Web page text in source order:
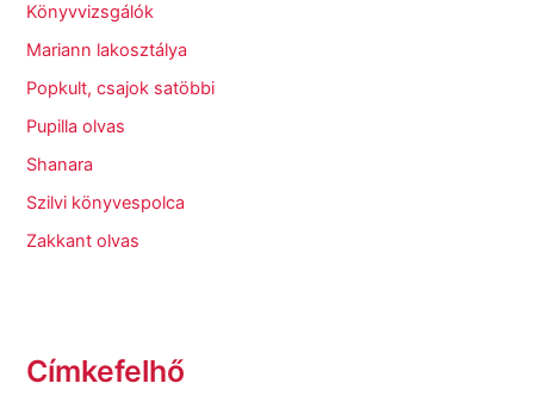
Könyvvizsgálók
Mariann lakosztálya
Popkult, csajok satöbbi
Pupilla olvas
Shanara
Szilvi könyvespolca
Zakkant olvas
Címkefelhő